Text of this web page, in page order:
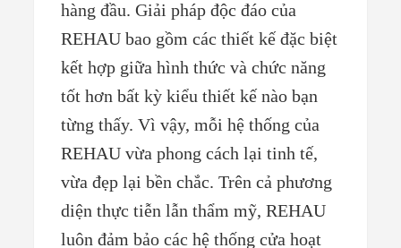
hàng đầu. Giải pháp độc đáo của
REHAU bao gồm các thiết kế đặc biệt
kết hợp giữa hình thức và chức năng
tốt hơn bất kỳ kiểu thiết kế nào bạn
từng thấy. Vì vậy, mỗi hệ thống của
REHAU vừa phong cách lại tinh tế,
vừa đẹp lại bền chắc. Trên cả phương
diện thực tiễn lẫn thẩm mỹ, REHAU
luôn đảm bảo các hệ thống cửa hoạt